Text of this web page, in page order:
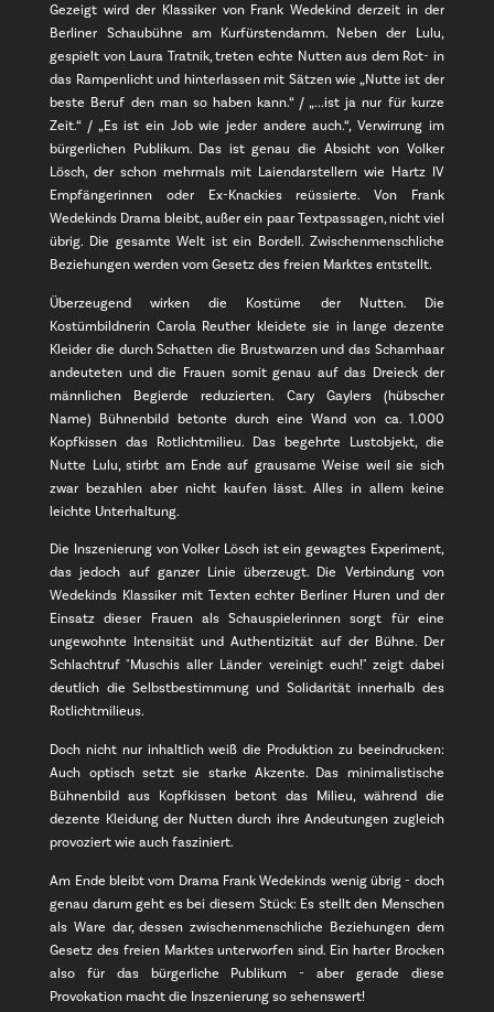
Gezeigt wird der Klassiker von Frank Wedekind derzeit in der
Berliner Schaubühne am Kurfürstendamm. Neben der Lulu,
gespielt von Laura Tratnik, treten echte Nutten aus dem Rot- in
das Rampenlicht und hinterlassen mit Sätzen wie „Nutte ist der
beste Beruf den man so haben kann.“ / „...ist ja nur für kurze
Zeit.“ / „Es ist ein Job wie jeder andere auch.“, Verwirrung im
bürgerlichen Publikum. Das ist genau die Absicht von Volker
Lösch, der schon mehrmals mit Laiendarstellern wie Hartz IV
Empfängerinnen oder Ex-Knackies reüssierte. Von Frank
Wedekinds Drama bleibt, außer ein paar Textpassagen, nicht viel
übrig. Die gesamte Welt ist ein Bordell. Zwischenmenschliche
Beziehungen werden vom Gesetz des freien Marktes entstellt.
Überzeugend wirken die Kostüme der Nutten. Die
Kostümbildnerin Carola Reuther kleidete sie in lange dezente
Kleider die durch Schatten die Brustwarzen und das Schamhaar
andeuteten und die Frauen somit genau auf das Dreieck der
männlichen Begierde reduzierten. Cary Gaylers (hübscher
Name) Bühnenbild betonte durch eine Wand von ca. 1.000
Kopfkissen das Rotlichtmilieu. Das begehrte Lustobjekt, die
Nutte Lulu, stirbt am Ende auf grausame Weise weil sie sich
zwar bezahlen aber nicht kaufen lässt. Alles in allem keine
leichte Unterhaltung.
Die Inszenierung von Volker Lösch ist ein gewagtes Experiment,
das jedoch auf ganzer Linie überzeugt. Die Verbindung von
Wedekinds Klassiker mit Texten echter Berliner Huren und der
Einsatz dieser Frauen als Schauspielerinnen sorgt für eine
ungewohnte Intensität und Authentizität auf der Bühne. Der
Schlachtruf "Muschis aller Länder vereinigt euch!" zeigt dabei
deutlich die Selbstbestimmung und Solidarität innerhalb des
Rotlichtmilieus.
Doch nicht nur inhaltlich weiß die Produktion zu beeindrucken:
Auch optisch setzt sie starke Akzente. Das minimalistische
Bühnenbild aus Kopfkissen betont das Milieu, während die
dezente Kleidung der Nutten durch ihre Andeutungen zugleich
provoziert wie auch fasziniert.
Am Ende bleibt vom Drama Frank Wedekinds wenig übrig - doch
genau darum geht es bei diesem Stück: Es stellt den Menschen
als Ware dar, dessen zwischenmenschliche Beziehungen dem
Gesetz des freien Marktes unterworfen sind. Ein harter Brocken
also für das bürgerliche Publikum - aber gerade diese
Provokation macht die Inszenierung so sehenswert!